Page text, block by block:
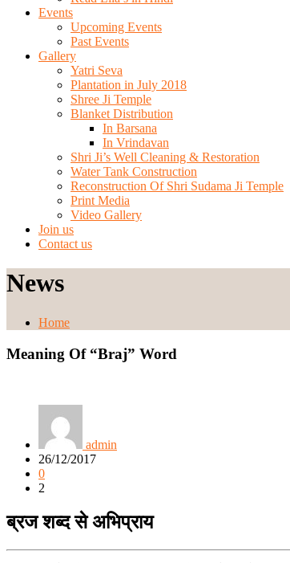
Events
Upcoming Events
Past Events
Gallery
Yatri Seva
Plantation in July 2018
Shree Ji Temple
Blanket Distribution
In Barsana
In Vrindavan
Shri Ji’s Well Cleaning & Restoration
Water Tank Construction
Reconstruction Of Shri Sudama Ji Temple
Print Media
Video Gallery
Join us
Contact us
News
Home
Meaning Of “Braj” Word
admin
26/12/2017
0
2
ब्रज शब्द से अभिप्राय